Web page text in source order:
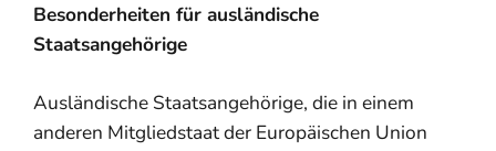
Besonderheiten für ausländische
Staatsangehörige
Ausländische Staatsangehörige, die in einem
anderen Mitgliedstaat der Europäischen Union